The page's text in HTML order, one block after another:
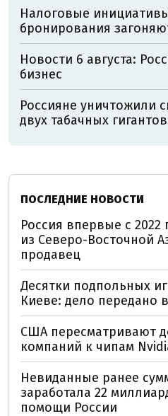
Налоговые
бронирования
Новости 6 августа:
бизнес
Россияне уничтожили
двух табачных
ПОСЛЕДНИЕ НОВОСТИ
Россия впервые с 2022
из Северо-Восточной
продавец
Десятки подпольных
Киеве: дело передано
США пересматривают
компаний к чипам
Невиданные ранее
заработала 22
помощи России